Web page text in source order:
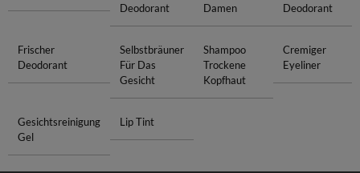
Deodorant
Damen
Deodorant
Frischer
Deodorant
Selbstbräuner
Für Das
Gesicht
Shampoo
Trockene
Kopfhaut
Cremiger
Eyeliner
Gesichtsreinigung
Gel
Lip Tint